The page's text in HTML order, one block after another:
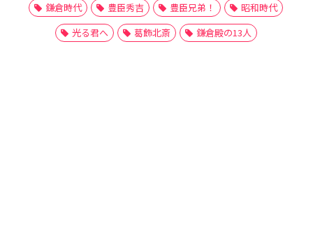
鎌倉時代
豊臣秀吉 豊臣兄弟！
昭和時代
光る君へ
葛飾北斎 鎌倉殿の13人